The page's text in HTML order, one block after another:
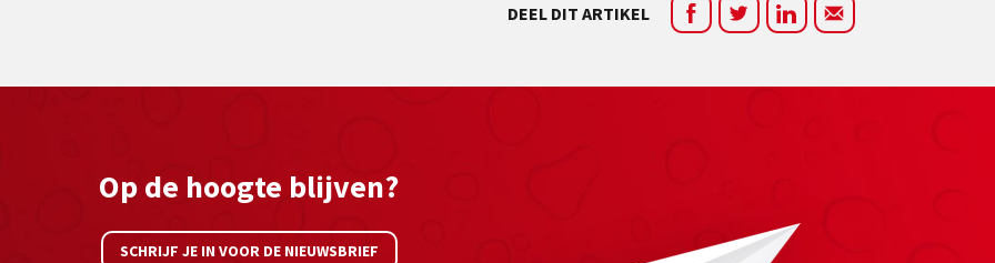
DEEL DIT ARTIKEL
Op de hoogte blijven?
SCHRIJF JE IN VOOR DE NIEUWSBRIEF